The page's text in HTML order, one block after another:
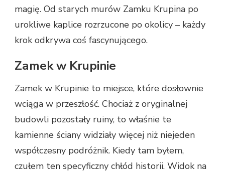
magię. Od starych murów Zamku Krupina po
urokliwe kaplice rozrzucone po okolicy – każdy
krok odkrywa coś fascynującego.
Zamek w Krupinie
Zamek w Krupinie to miejsce, które dosłownie
wciąga w przeszłość. Chociaż z oryginalnej
budowli pozostały ruiny, to właśnie te
kamienne ściany widziały więcej niż niejeden
współczesny podróżnik. Kiedy tam byłem,
czułem ten specyficzny chłód historii. Widok na